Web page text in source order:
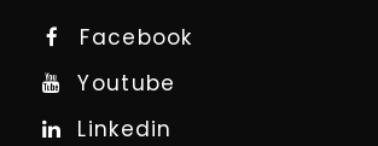
Facebook
Youtube
Linkedin